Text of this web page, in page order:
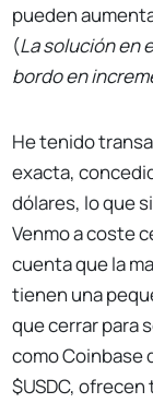
pueden
(La solución en
bordo en
He tenido
exacta,
dólares, lo que
Venmo a coste
cuenta que la
tienen una
que cerrar para
como Coinbase
$USDC,